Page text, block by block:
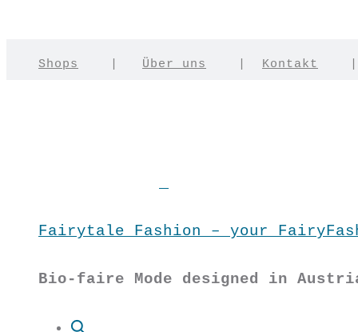
Shops Über uns Kontakt
Fairytale Fashion – your
Bio-faire Mode designed in